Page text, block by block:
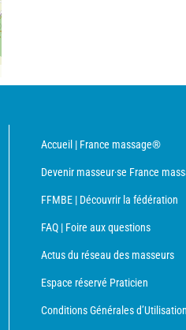
Accueil | France massage®
Devenir masseur·se France
FFMBE | Découvrir la fédération
FAQ | Foire aux questions
Actus du réseau des masseurs
Espace réservé Praticien
Conditions Générales d’Utilisation